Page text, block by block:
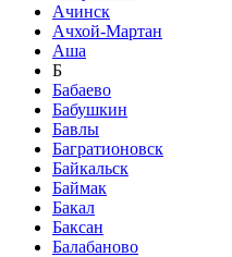
Ачинск
Ачхой-Мартан
Аша
Б
Бабаево
Бабушкин
Бавлы
Багратионовск
Байкальск
Баймак
Бакал
Баксан
Балабаново